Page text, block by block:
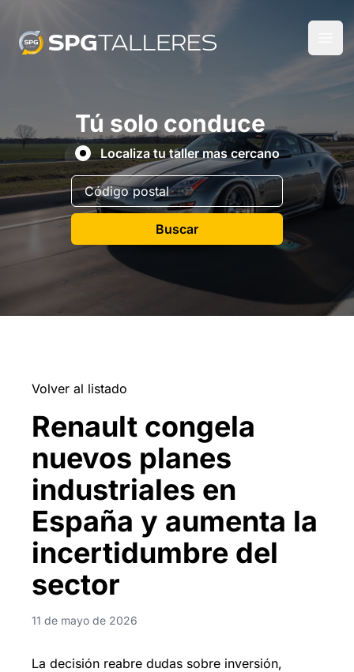
Tú solo conduce
Localiza tu taller mas cercano
Buscar
Volver al listado
Renault congela
nuevos planes
industriales en
España y aumenta la
incertidumbre del
sector
11 de mayo de 2026
La decisión reabre dudas sobre inversión,